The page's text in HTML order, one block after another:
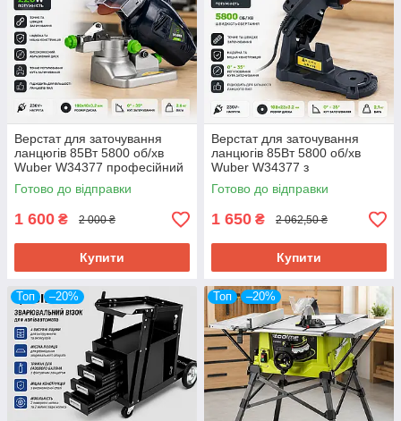
Верстат для заточування
ланцюгів 85Вт 5800 об/хв
Wuber W34377 професійний
точильний верстат Польща
Готово до відправки
1 600 ₴ 2 000 ₴
Купити
Верстат для заточування
ланцюгів 85Вт 5800 об/хв
Wuber W34377 з
регулюванням кута Польща
Готово до відправки
1 650 ₴ 2 062,50 ₴
Купити
Топ –20% Топ –20%